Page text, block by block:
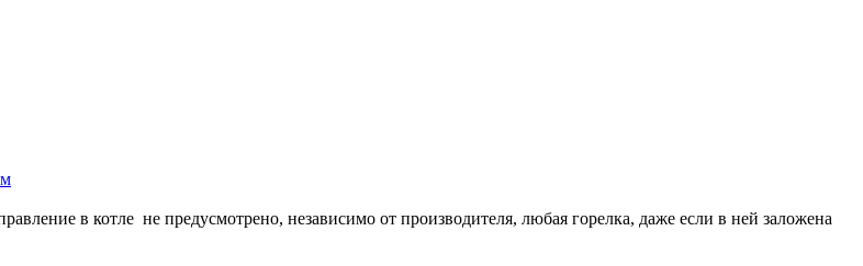
в котле не предусмотрено, независимо от производителя, любая горелка, даже если в ней заложена